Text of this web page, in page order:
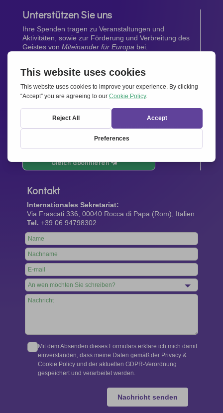
Unterstützen Sie uns
Ihre Spenden tragen zu Veranstaltungen und
Aktivitäten, sowie zur Förderung und Verbreitung des
Geistes von Miteinander für Europa bei.
Jetzt spenden
Newsletter
Bleiben Sie auf dem Laufenden mit den neuesten
Infos aus unserem Netzwerk.
Gleich abonnieren
Kontakt
Internationales Sekretariat:
Via Frascati 336, 00040 Rocca di Papa (Rom), Italien
Tel. +39 06 94798302
Leave
this
field
blank
Mit dem Absenden dieses Formulars erkläre ich mich damit
einverstanden, dass meine Daten gemäß der Privacy &
Cookie Policy und der aktuellen GDPR-Verordnung
gespeichert und verarbeitet werden.
Nachricht senden